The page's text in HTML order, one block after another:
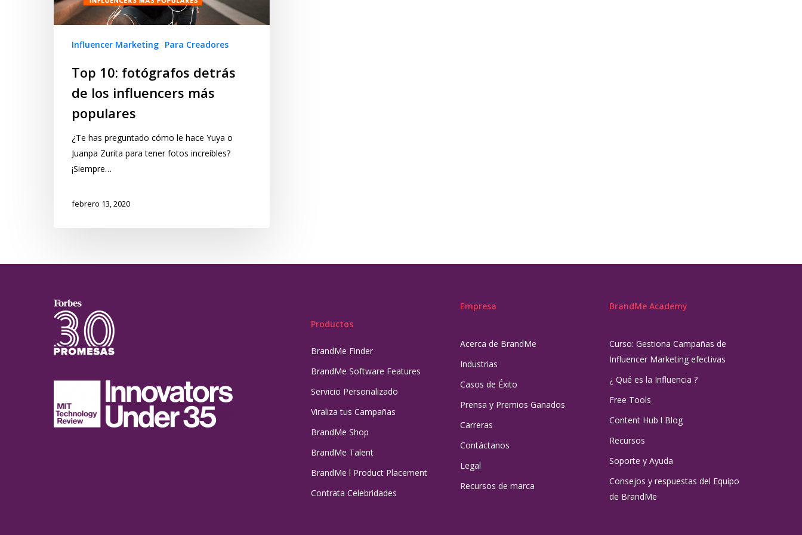
Influencer Marketing Para Creadores
Top 10: fotógrafos detrás
de los influencers más
populares
¿Te has preguntado cómo le hace Yuya o
Juanpa Zurita para tener fotos increíbles?
¡Siempre…
febrero 13, 2020
Productos
BrandMe Finder
BrandMe Software Features
Servicio Personalizado
Viraliza tus Campañas
BrandMe Shop
BrandMe Talent
BrandMe l Product Placement
Contrata Celebridades
Empresa
Acerca de BrandMe
Industrias
Casos de Éxito
Prensa y Premios Ganados
Carreras
Contáctanos
Legal
Recursos de marca
BrandMe Academy
Curso: Gestiona Campañas de
Influencer Marketing efectivas
¿ Qué es la Influencia ?
Free Tools
Content Hub l Blog
Recursos
Soporte y Ayuda
Consejos y respuestas del Equipo
de BrandMe